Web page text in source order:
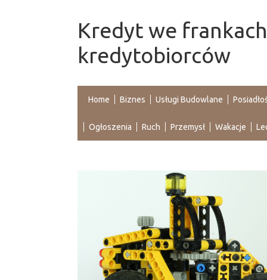
Kredyt we
kredytobiorców
Home Biznes Usługi Budowlane
Ogłoszenia Ruch Przemysł Wakacje